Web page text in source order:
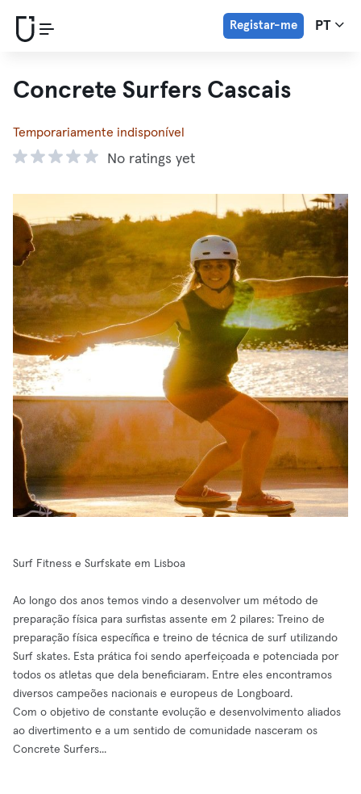
Registar-me PT
Concrete Surfers Cascais
Temporariamente indisponível
No ratings yet
Surf Fitness e Surfskate em Lisboa
Ao longo dos anos temos vindo a desenvolver um método de
preparação física para surfistas assente em 2 pilares: Treino de
preparação física específica e treino de técnica de surf utilizando
Surf skates. Esta prática foi sendo aperfeiçoada e potenciada por
todos os atletas que dela beneficiaram. Entre eles encontramos
diversos campeões nacionais e europeus de Longboard.
Com o objetivo de constante evolução e desenvolvimento aliados
ao divertimento e a um sentido de comunidade nasceram os
Concrete Surfers...